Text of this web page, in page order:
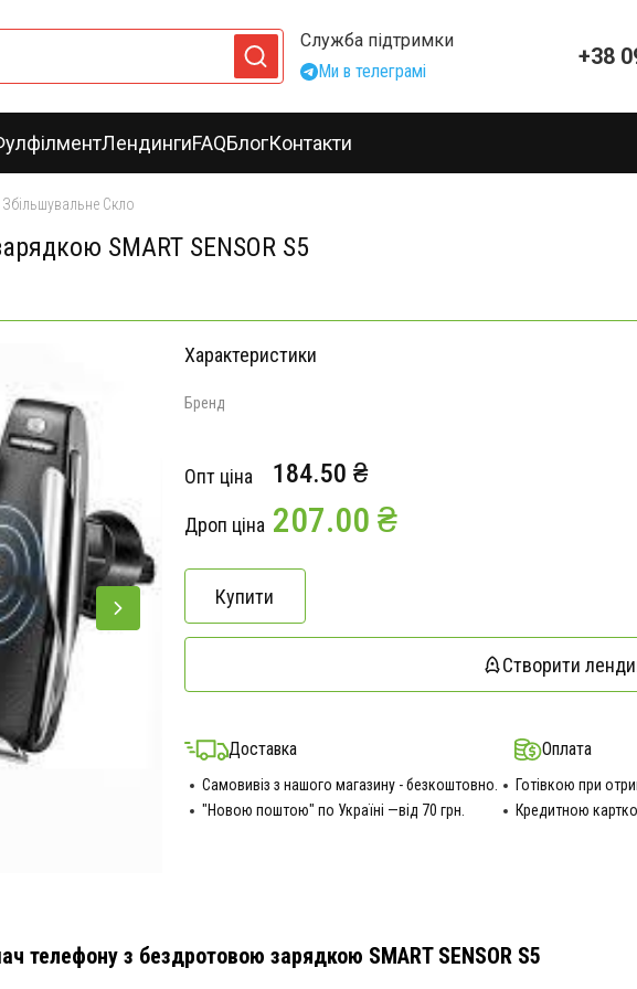
Служба підтримки
Ми в телеграмі
+38
ЛендингиFAQБлогКонтакти
Скло
SMART SENSOR S5
Характеристики
Бренд
Опт ціна 184.50 ₴
Дроп ціна 207.00 ₴
Купити
Створити
Доставка
Самовивіз з нашого магазину - безкоштовно.
"Новою поштою" по Україні —від 70 грн.
Оплата
Готівкою при
Кредитною
телефону з бездротовою зарядкою SMART SENSOR S5